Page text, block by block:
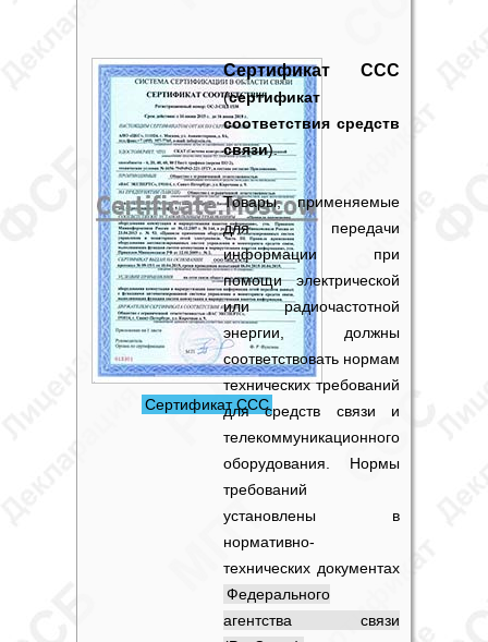
Сертификат ССС
Сертификат ССС
(сертификат
соответствия средств
связи).
Товары, применяемые
для передачи
информации при
помощи электрической
или радиочастотной
энергии, должны
соответствовать нормам
технических требований
для средств связи и
телекоммуникационного
оборудования. Нормы
требований
установлены в
нормативно-
технических документах
Федерального
агентства связи